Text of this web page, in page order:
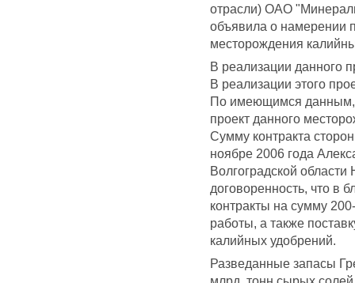
отрасли) ОАО
объявила о намерении
месторождения
В реализации данного
В реализации этого
По имеющимся данным,
проект данного
Сумму контракта
ноябре 2006 года
Волгоградской
договоренность, что в
контракты на сумму
работы, а также
калийных удобрений.
Разведанные запасы